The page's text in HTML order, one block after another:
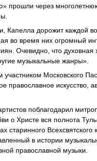
прошли через
Капелла дорожит каждой
во время них огромный
Очевидно, что
музыкальные жанры».
Московского
православное искусство,
поблагодарил
о Христе вся полнота
старинного
в истории
православной музыки.